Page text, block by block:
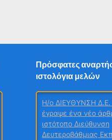
Πρόσφατες
ιστολόγια μελών
H/o ΔΙΕΥΘΥΝΣΗ
έγραψε ένα νέο
ιστότοπο Διεύθυνση
Δευτεροβάθμιας